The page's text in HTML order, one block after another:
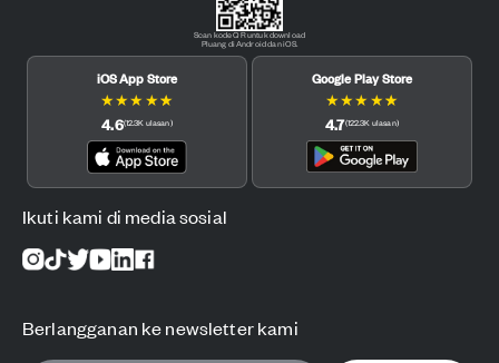
Scan kode QR untuk download
Pluang di Android dan iOS.
iOS App Store
★★★ ★★
4.6(12.3K ulasan)
Google Play Store
★★★ ★★
4.7(122.3K ulasan)
Ikuti kami di media sosial
Berlangganan ke newsletter kami